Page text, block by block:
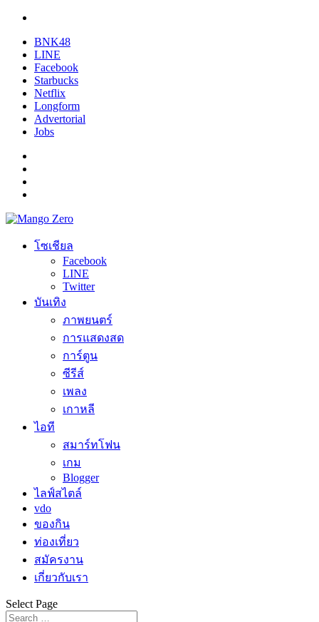
BNK48
LINE
Facebook
Starbucks
Netflix
Longform
Advertorial
Jobs
โซเชียล
Facebook
LINE
Twitter
บันเทิง
ภาพยนตร์
การแสดงสด
การ์ตูน
ซีรีส์
เพลง
เกาหลี
ไอที
สมาร์ทโฟน
เกม
Blogger
ไลฟ์สไตล์
vdo
ของกิน
ท่องเที่ยว
สมัครงาน
เกี่ยวกับเรา
Select Page